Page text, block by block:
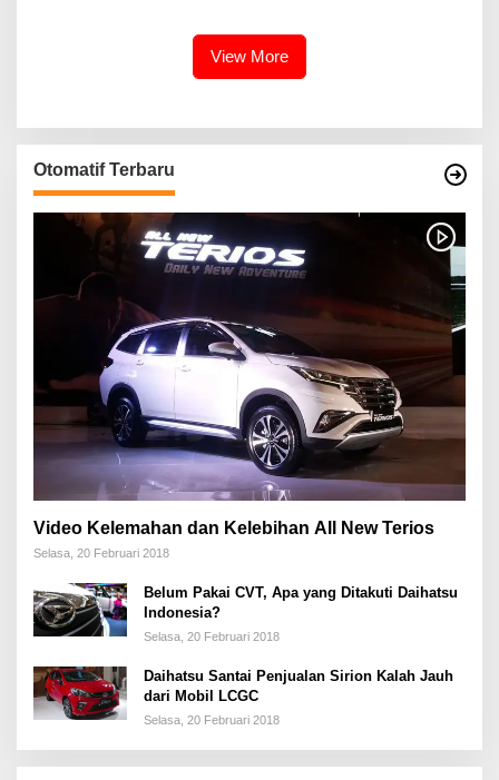
View More
Otomatif Terbaru
Video Kelemahan dan Kelebihan All New Terios
Selasa, 20 Februari 2018
Belum Pakai CVT, Apa yang Ditakuti Daihatsu
Indonesia?
Selasa, 20 Februari 2018
Daihatsu Santai Penjualan Sirion Kalah Jauh
dari Mobil LCGC
Selasa, 20 Februari 2018